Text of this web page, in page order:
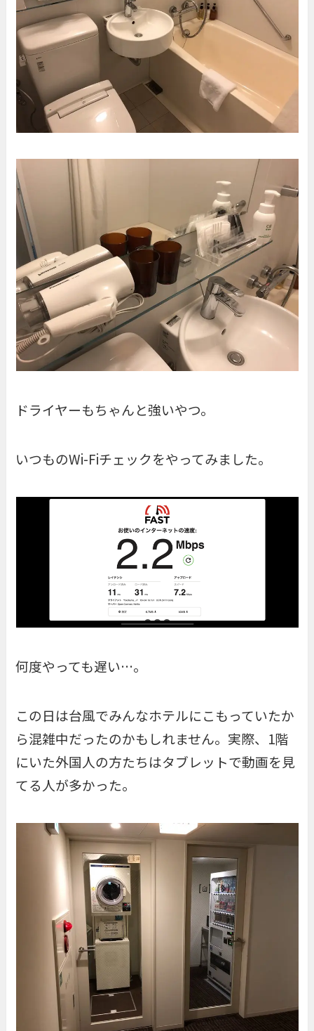
ドライヤーもちゃんと強いやつ。
いつものWi-Fiチェックをやってみました。
何度やっても遅い…。
この日は台風でみんなホテルにこもっていたか
ら混雑中だったのかもしれません。実際、1階
にいた外国人の方たちはタブレットで動画を見
てる人が多かった。